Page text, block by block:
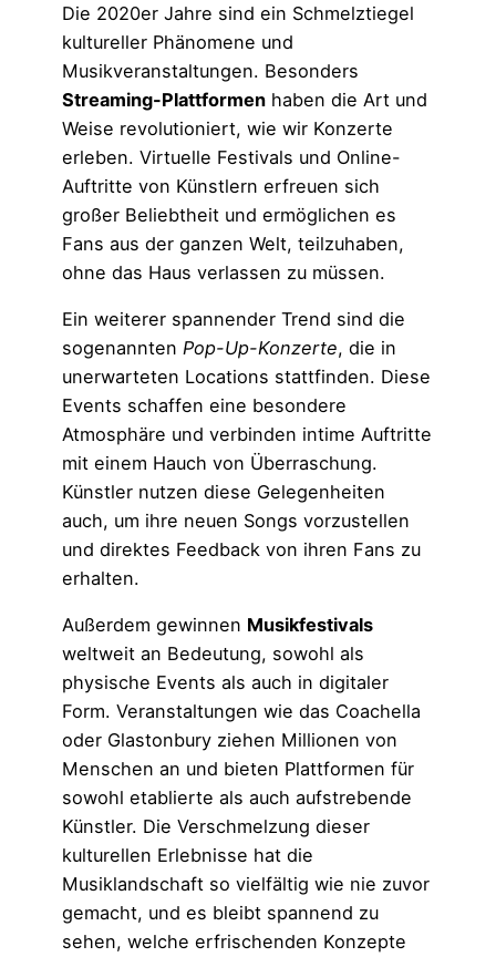
Die 2020er Jahre sind ein Schmelztiegel
kultureller Phänomene und
Musikveranstaltungen. Besonders
Streaming-Plattformen haben die Art und
Weise revolutioniert, wie wir Konzerte
erleben. Virtuelle Festivals und Online-
Auftritte von Künstlern erfreuen sich
großer Beliebtheit und ermöglichen es
Fans aus der ganzen Welt, teilzuhaben,
ohne das Haus verlassen zu müssen.
Ein weiterer spannender Trend sind die
sogenannten Pop-Up-Konzerte, die in
unerwarteten Locations stattfinden. Diese
Events schaffen eine besondere
Atmosphäre und verbinden intime Auftritte
mit einem Hauch von Überraschung.
Künstler nutzen diese Gelegenheiten
auch, um ihre neuen Songs vorzustellen
und direktes Feedback von ihren Fans zu
erhalten.
Außerdem gewinnen Musikfestivals
weltweit an Bedeutung, sowohl als
physische Events als auch in digitaler
Form. Veranstaltungen wie das Coachella
oder Glastonbury ziehen Millionen von
Menschen an und bieten Plattformen für
sowohl etablierte als auch aufstrebende
Künstler. Die Verschmelzung dieser
kulturellen Erlebnisse hat die
Musiklandschaft so vielfältig wie nie zuvor
gemacht, und es bleibt spannend zu
sehen, welche erfrischenden Konzepte